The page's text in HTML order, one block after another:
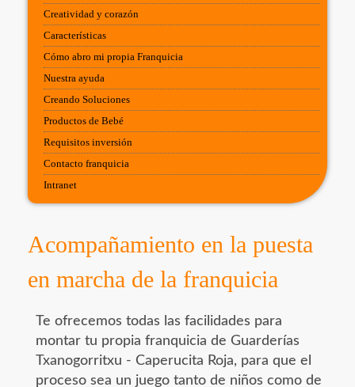
Creatividad y corazón
Características
Cómo abro mi propia Franquicia
Nuestra ayuda
Creando Soluciones
Productos de Bebé
Requisitos inversión
Contacto franquicia
Intranet
Acompañamiento en la puesta
en marcha de la franquicia
Te ofrecemos todas las facilidades para
montar tu propia franquicia de Guarderías
Txanogorritxu - Caperucita Roja, para que el
proceso sea un juego tanto de niños como de